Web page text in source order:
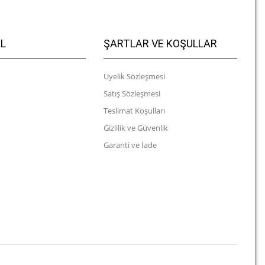
ŞARTLAR VE KOŞULLAR
Üyelik Sözleşmesi
Satış Sözleşmesi
Teslimat Koşulları
Gizlilik ve Güvenlik
Garanti ve İade